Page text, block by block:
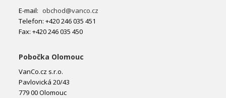
E-mail: obchod@vanco.cz
Telefon: +420 246 035 451
Fax: +420 246 035 450
Pobočka Olomouc
VanCo.cz s.r.o.
Pavlovická 20/43
779 00 Olomouc